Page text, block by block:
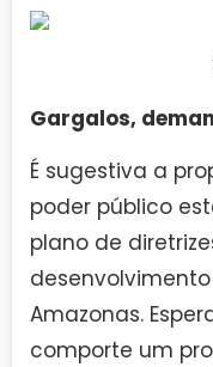
Gargalos,
É sugestiva a
poder público
plano de
Amazonas.
comporte um